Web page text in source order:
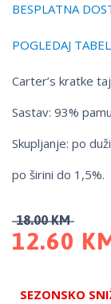
BESPLATNA
POGLEDAJ
Carter’s kratke
Sastav: 93%
Skupljanje: po
po širini do 1,5%.
18.00KM
12.60
SEZONSKO